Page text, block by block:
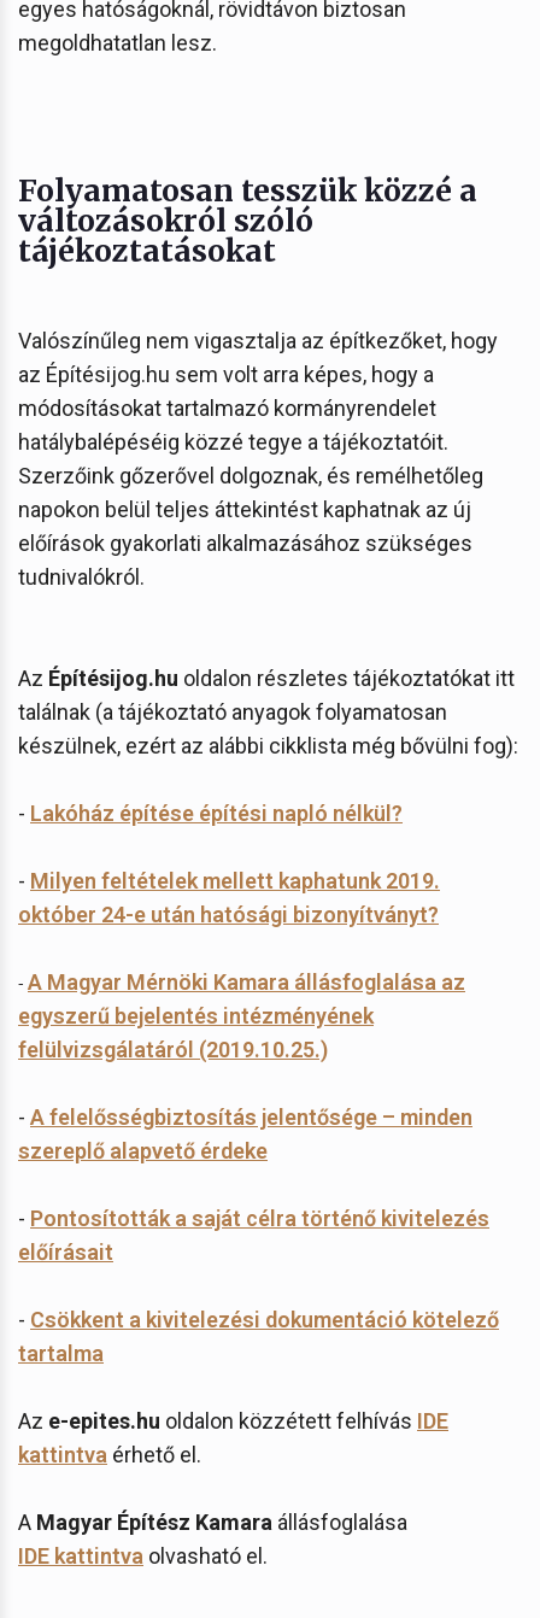
egyes hatóságoknál, rövidtávon biztosan
megoldhatatlan lesz.
Folyamatosan tesszük közzé a
változásokról szóló
tájékoztatásokat
Valószínűleg nem vigasztalja az építkezőket, hogy
az Építésijog.hu sem volt arra képes, hogy a
módosításokat tartalmazó kormányrendelet
hatálybalépéséig közzé tegye a tájékoztatóit.
Szerzőink gőzerővel dolgoznak, és remélhetőleg
napokon belül teljes áttekintést kaphatnak az új
előírások gyakorlati alkalmazásához szükséges
tudnivalókról.
Az Építésijog.hu oldalon részletes tájékoztatókat itt
találnak (a tájékoztató anyagok folyamatosan
készülnek, ezért az alábbi cikklista még bővülni fog):
- Lakóház építése építési napló nélkül?
- Milyen feltételek mellett kaphatunk 2019.
október 24-e után hatósági bizonyítványt?
- A Magyar Mérnöki Kamara állásfoglalása az
egyszerű bejelentés intézményének
felülvizsgálatáról (2019.10.25.)
- A felelősségbiztosítás jelentősége – minden
szereplő alapvető érdeke
- Pontosították a saját célra történő kivitelezés
előírásait
- Csökkent a kivitelezési dokumentáció kötelező
tartalma
Az e-epites.hu oldalon közzétett felhívás IDE
kattintva érhető el.
A Magyar Építész Kamara állásfoglalása
IDE kattintva olvasható el.